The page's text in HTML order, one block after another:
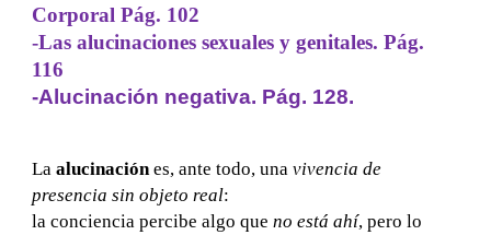
Corporal Pág. 102
-Las alucinaciones sexuales y genitales. Pág.
116
-Alucinación negativa. Pág. 128.
Laalucinaciónes, ante todo, unavivencia de
presencia sin objeto real:
la conciencia percibe algo queno está ahí, pero lo